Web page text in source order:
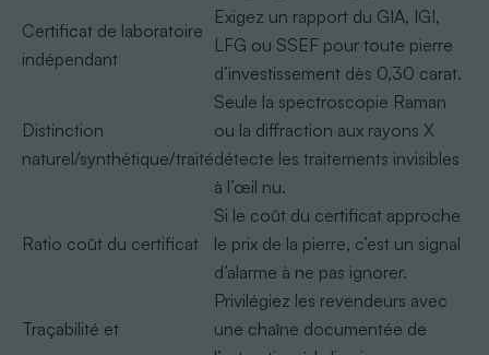
Certificat de laboratoire
indépendant
Exigez un rapport du GIA, IGI,
LFG ou SSEF pour toute pierre
d’investissement dès 0,30 carat.
Distinction
naturel/synthétique/traité
Seule la spectroscopie Raman
ou la diffraction aux rayons X
détecte les traitements invisibles
à l’œil nu.
Ratio coût du certificat
Si le coût du certificat approche
le prix de la pierre, c’est un signal
d’alarme à ne pas ignorer.
Traçabilité et
Privilégiez les revendeurs avec
une chaîne documentée de